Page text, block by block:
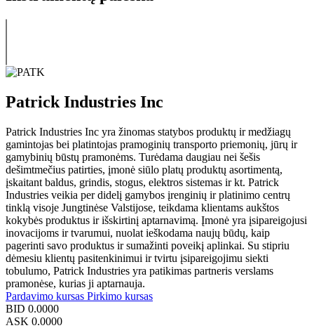
Patrick Industries Inc
Patrick Industries Inc yra žinomas statybos produktų ir medžiagų
gamintojas bei platintojas pramoginių transporto priemonių, jūrų ir
gamybinių būstų pramonėms. Turėdama daugiau nei šešis
dešimtmečius patirties, įmonė siūlo platų produktų asortimentą,
įskaitant baldus, grindis, stogus, elektros sistemas ir kt. Patrick
Industries veikia per didelį gamybos įrenginių ir platinimo centrų
tinklą visoje Jungtinėse Valstijose, teikdama klientams aukštos
kokybės produktus ir išskirtinį aptarnavimą. Įmonė yra įsipareigojusi
inovacijoms ir tvarumui, nuolat ieškodama naujų būdų, kaip
pagerinti savo produktus ir sumažinti poveikį aplinkai. Su stipriu
dėmesiu klientų pasitenkinimui ir tvirtu įsipareigojimu siekti
tobulumo, Patrick Industries yra patikimas partneris verslams
pramonėse, kurias ji aptarnauja.
Pardavimo kursas Pirkimo kursas
BID 0.0000
ASK 0.0000